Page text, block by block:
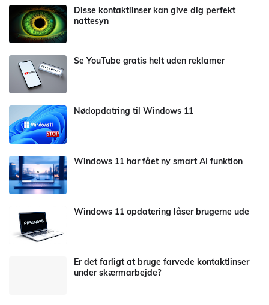
Disse kontaktlinser kan give dig perfekt
nattesyn
Se YouTube gratis helt uden reklamer
Nødopdatring til Windows 11
Windows 11 har fået ny smart AI funktion
Windows 11 opdatering låser brugerne ude
Er det farligt at bruge farvede kontaktlinser
under skærmarbejde?